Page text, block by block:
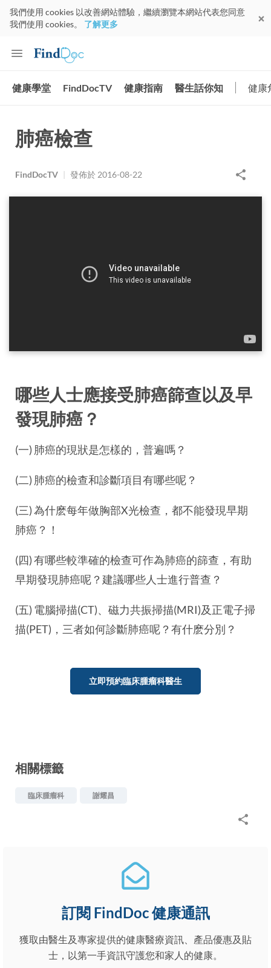
我們使用 cookies 以改善網站體驗，繼續瀏覽本網站代表您同意
我們使用 cookies。 了解更多
健康學堂 FindDocTV 健康指南 醫生話你知 健康
肺癌檢查
FindDocTV | 發佈於 2016-08-22
哪些人士應接受肺癌篩查以及早
發現肺癌？
(一) 肺癌的現狀是怎樣的，普遍嗎？
(二) 肺癌的檢查和診斷項目有哪些呢？
(三) 為什麽每年做胸部X光檢查，都不能發現早期
肺癌？！
(四) 有哪些較準確的檢查可作為肺癌的篩查，有助
早期發現肺癌呢？建議哪些人士進行普查？
(五) 電腦掃描(CT)、磁力共振掃描(MRI)及正電子掃
描(PET)，三者如何診斷肺癌呢？有什麽分別？
立即預約臨床腫瘤科醫生
相關標籤
臨床腫瘤科 謝耀昌
訂閱 FindDoc 健康通訊
獲取由醫生及專家提供的健康醫療資訊、產品優惠及貼
士，以第一手資訊守護您和家人的健康。